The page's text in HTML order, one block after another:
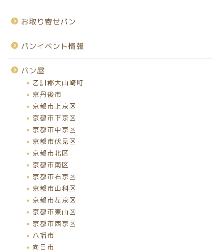
お取り寄せパン
パンイベント情報
パン屋
乙訓郡大山崎町
京丹後市
京都市上京区
京都市下京区
京都市中京区
京都市伏見区
京都市北区
京都市南区
京都市右京区
京都市山科区
京都市左京区
京都市東山区
京都市西京区
八幡市
向日市